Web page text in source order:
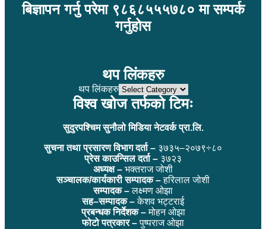
बिज्ञापन गर्नु परेमा ९८६८५५५७८० मा सम्पर्क
गर्नुहोस
थप लिंकहरु
थप लिंकहरु
विश्व खोज तर्फको टिमः
सुदुरपश्चिम सुनौलो मिडिया नेटवर्क प्रा.लि.
सुचना तथा प्रसारण विभाग दर्ता – ३७३५–२०७९÷८०
प्रेस काउन्सिल दर्ता – ३७२३
अध्यक्ष – भक्तराज जोशी
सञ्चालक/कार्यकारी सम्पादक –हरिलाल जोशी
सम्पादक –लक्ष्मण ओझा
सह–सम्पादक –केशव भट्टराई
प्रबन्धक निर्देशक –मोहन ओझा
फोटो पत्रकार –पुष्पराज ओझा